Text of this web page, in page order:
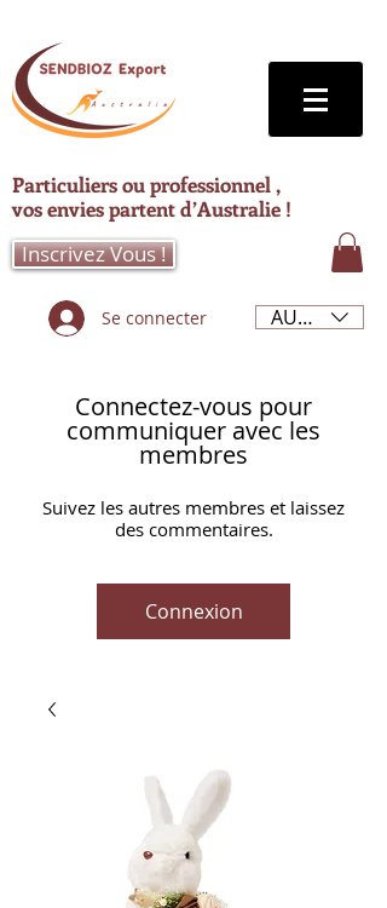
Particuliers ou professionnel ,
vos envies partent d’Australie !
Inscrivez Vous !
Se connecter AUD (AU$)
Connectez-vous pour
communiquer avec les
membres
Suivez les autres membres et laissez
des commentaires.
Connexion